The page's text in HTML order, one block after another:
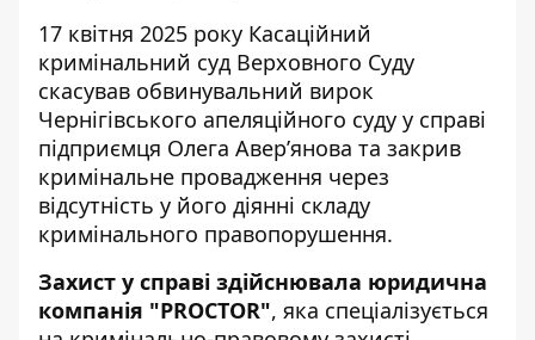
17 квітня 2025 року Касаційний
кримінальний суд Верховного Суду
скасував обвинувальний вирок
Чернігівського апеляційного суду у справі
підприємця Олега Авер’янова та закрив
кримінальне провадження через
відсутність у його діянні складу
кримінального правопорушення.
Захист у справі здійснювала юридична
компанія "PROCTOR", яка спеціалізується